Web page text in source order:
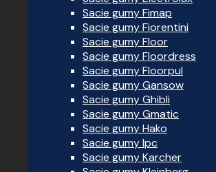
Sacie gumy Fimap
Sacie gumy Fiorentini
Sacie gumy Floor
Sacie gumy Floordress
Sacie gumy Floorpul
Sacie gumy Gansow
Sacie gumy Ghibli
Sacie gumy Gmatic
Sacie gumy Hako
Sacie gumy Ipc
Sacie gumy Karcher